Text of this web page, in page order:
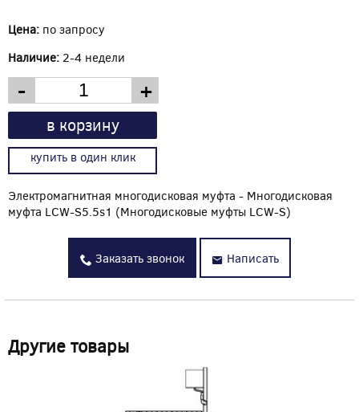
Цена: по запросу
Наличие: 2-4 недели
- +
в корзину
купить в один клик
Электромагнитная многодисковая муфта - Многодисковая
муфта LCW-S5.5s1 (Многодисковые муфты LCW-S)
Заказать звонок Написать
Другие товары